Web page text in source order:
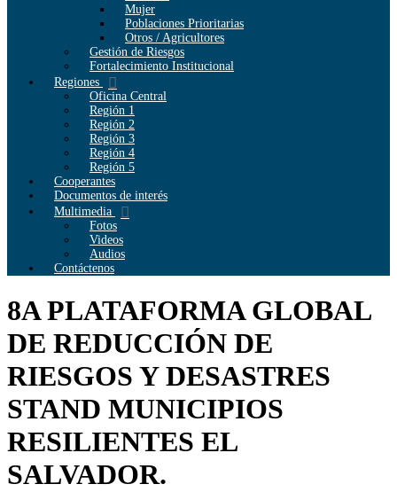
Mujer
Poblaciones Prioritarias
Otros / Agricultores
Gestión de Riesgos
Fortalecimiento Institucional
Regiones
Oficina Central
Región 1
Región 2
Región 3
Región 4
Región 5
Cooperantes
Documentos de interés
Multimedia
Fotos
Videos
Audios
Contáctenos
8A PLATAFORMA GLOBAL
DE REDUCCIÓN DE
RIESGOS Y DESASTRES
STAND MUNICIPIOS
RESILIENTES EL
SALVADOR.